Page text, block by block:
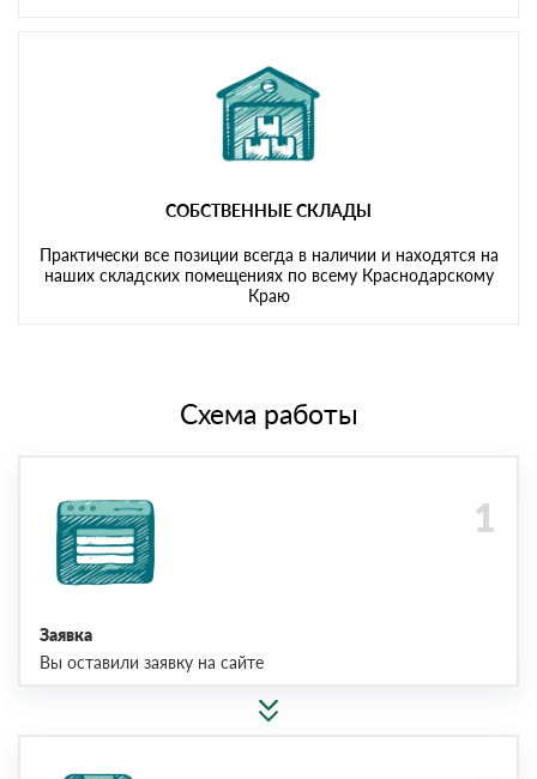
СОБСТВЕННЫЕ СКЛАДЫ
Практически все позиции всегда в наличии и находятся на
наших складских помещениях по всему Краснодарскому
Краю
Схема работы
Заявка
Вы оставили заявку на сайте